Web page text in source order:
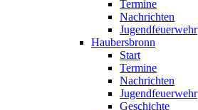
Termine
Nachrichten
Jugendfeuerwehr
Haubersbronn
Start
Termine
Nachrichten
Jugendfeuerwehr
Geschichte